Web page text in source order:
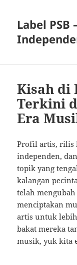
Label PSB
Kisah di
Terkini
Era
Profil artis, rilis
independen,
topik yang
kalangan
telah
menciptakan
artis untuk
bakat mereka
musik, yuk kita